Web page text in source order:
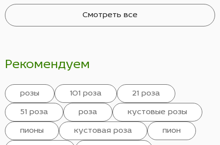
Смотреть все
Рекомендуем
розы 101 роза 21 роза
51 роза роза кустовые розы
пионы кустовая роза пион